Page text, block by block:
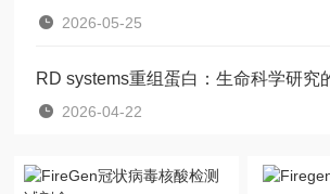
2026-05-25
RD systems重组蛋白：生命科学研究
2026-04-22